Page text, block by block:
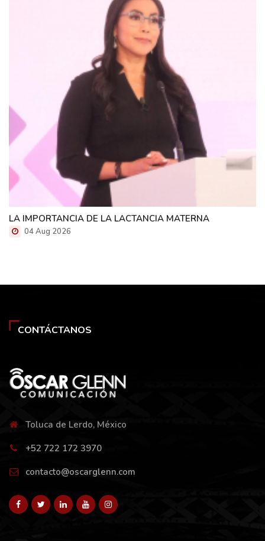
LA IMPORTANCIA DE LA LACTANCIA MATERNA
04 Aug 2026
CONTÁCTANOS
Toluca de Lerdo, México
+52 722 172 3970
contacto@oscarglenn.com